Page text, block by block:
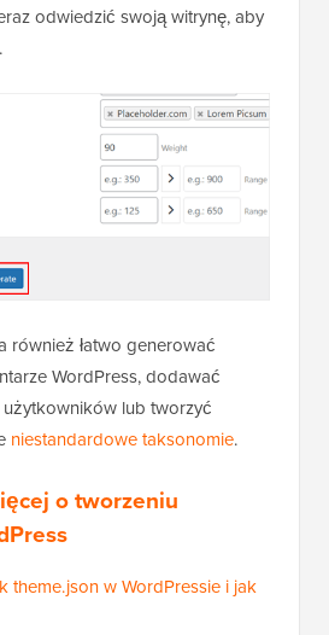
odwiedzić swoją witrynę, aby
również łatwo generować
WordPress, dodawać
lub tworzyć
niestandardowe taksonomie.
o tworzeniu
theme.json w WordPressie i jak